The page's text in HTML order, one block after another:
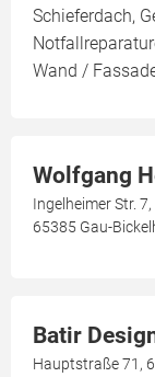
Schieferdach,
Wand /
Wolfgang
Ingelheimer Str.
65385 Gau-
Batir
Hauptstraße 71,